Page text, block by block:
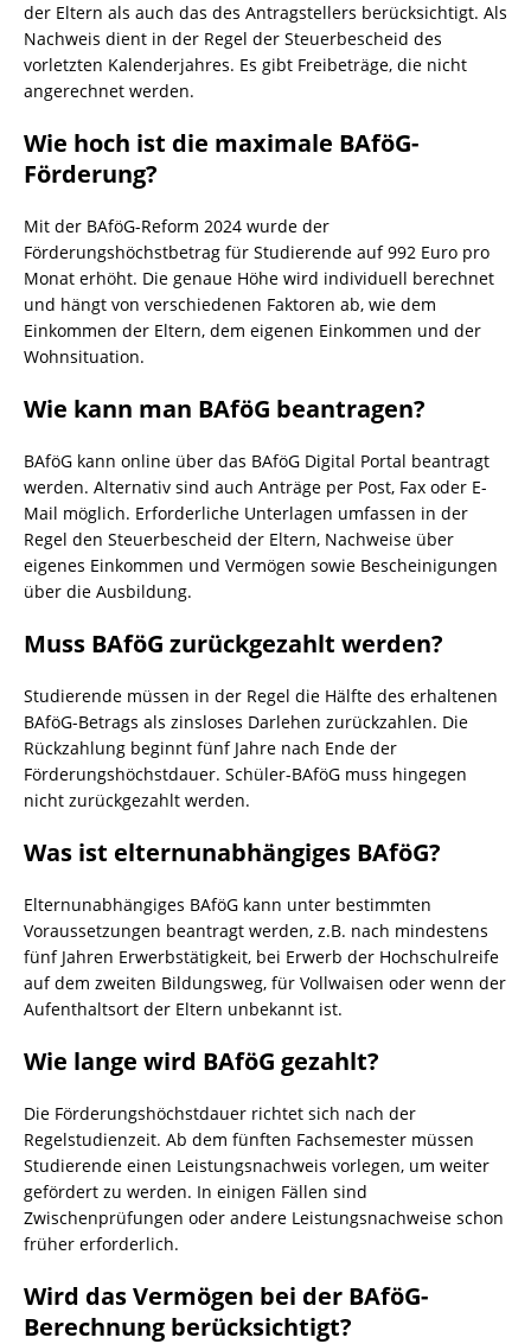
der Eltern als auch das des Antragstellers berücksichtigt. Als
Nachweis dient in der Regel der Steuerbescheid des
vorletzten Kalenderjahres. Es gibt Freibeträge, die nicht
angerechnet werden.
Wie hoch ist die maximale BAföG-
Förderung?
Mit der BAföG-Reform 2024 wurde der
Förderungshöchstbetrag für Studierende auf 992 Euro pro
Monat erhöht. Die genaue Höhe wird individuell berechnet
und hängt von verschiedenen Faktoren ab, wie dem
Einkommen der Eltern, dem eigenen Einkommen und der
Wohnsituation.
Wie kann man BAföG beantragen?
BAföG kann online über das BAföG Digital Portal beantragt
werden. Alternativ sind auch Anträge per Post, Fax oder E-
Mail möglich. Erforderliche Unterlagen umfassen in der
Regel den Steuerbescheid der Eltern, Nachweise über
eigenes Einkommen und Vermögen sowie Bescheinigungen
über die Ausbildung.
Muss BAföG zurückgezahlt werden?
Studierende müssen in der Regel die Hälfte des erhaltenen
BAföG-Betrags als zinsloses Darlehen zurückzahlen. Die
Rückzahlung beginnt fünf Jahre nach Ende der
Förderungshöchstdauer. Schüler-BAföG muss hingegen
nicht zurückgezahlt werden.
Was ist elternunabhängiges BAföG?
Elternunabhängiges BAföG kann unter bestimmten
Voraussetzungen beantragt werden, z.B. nach mindestens
fünf Jahren Erwerbstätigkeit, bei Erwerb der Hochschulreife
auf dem zweiten Bildungsweg, für Vollwaisen oder wenn der
Aufenthaltsort der Eltern unbekannt ist.
Wie lange wird BAföG gezahlt?
Die Förderungshöchstdauer richtet sich nach der
Regelstudienzeit. Ab dem fünften Fachsemester müssen
Studierende einen Leistungsnachweis vorlegen, um weiter
gefördert zu werden. In einigen Fällen sind
Zwischenprüfungen oder andere Leistungsnachweise schon
früher erforderlich.
Wird das Vermögen bei der BAföG-
Berechnung berücksichtigt?